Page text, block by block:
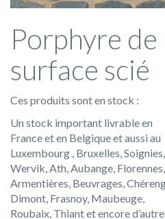
Porphyre
surface scié
Ces produits sont en stock :
Un stock important livrable en
France et en Belgique et aussi au
Luxembourg , Bruxelles, Soignies,
Wervik, Ath, Aubange, Florennes,
Armentières, Beuvrages,
Dimont, Frasnoy, Maubeuge,
Roubaix, Thiant et encore